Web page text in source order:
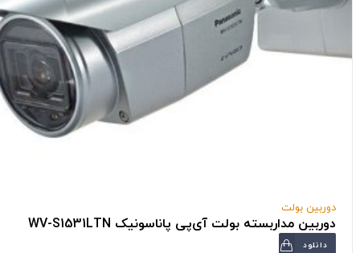
دوربین بولت
دوربین مداربسته بولت آی‌پی پاناسونیک WV-S1531LTN
دانلود